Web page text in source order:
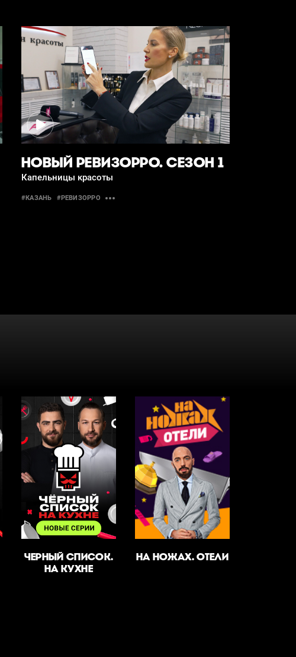
НОВЫЙ РЕВИЗОРРО. СЕЗОН 1
Капельницы красоты
#КАЗАНЬ #РЕВИЗОРРО
ЧЕРНЫЙ СПИСОК.
НА КУХНЕ
НА НОЖАХ. ОТЕЛИ